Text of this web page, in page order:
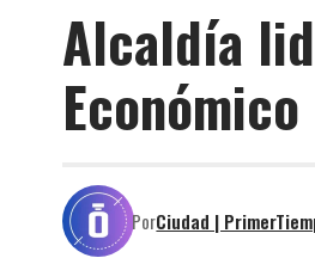
Alcaldía
Económico
PorCiudad |